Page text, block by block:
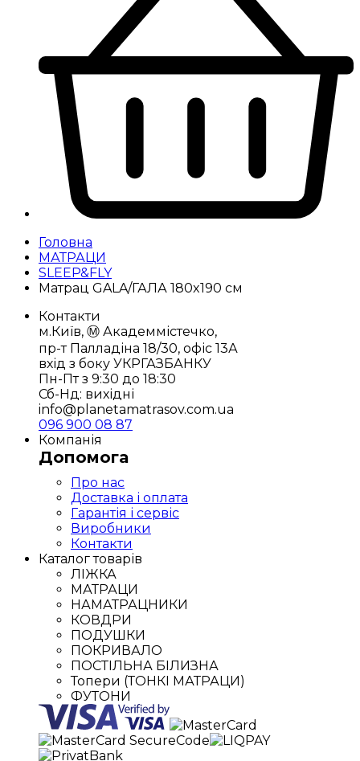
Головна
МАТРАЦИ
SLEEP&FLY
Матрац GALA/ГАЛА 180x190 см
Контакти
м.Київ, Ⓜ️ Академмістечко,
пр-т Палладіна 18/30, офіс 13А
вхід з боку УКРГАЗБАНКУ
Пн-Пт з 9:30 до 18:30
Сб-Нд: вихідні
info@planetamatrasov.com.ua
096 900 08 87
Компанія
Допомога
Про нас
Доставка і оплата
Гарантія і сервіс
Виробники
Контакти
Каталог товарів
ЛІЖКА
МАТРАЦИ
НАМАТРАЦНИКИ
КОВДРИ
ПОДУШКИ
ПОКРИВАЛО
ПОСТІЛЬНА БІЛИЗНА
Топери (ТОНКІ МАТРАЦИ)
ФУТОНИ